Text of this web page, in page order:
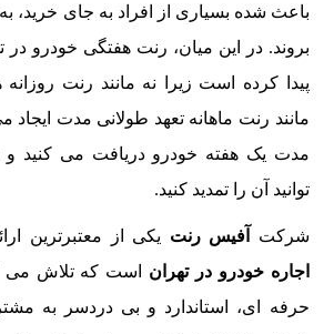
باعث شده بسیاری از افراد به جای خرید،
بروند. در این میان، رنت هفتگی خودرو در
پیدا کرده است زیرا نه مانند رنت روزانه
مانند رنت ماهانه تعهد طولانی مدت
مدت یک هفته خودرو دریافت می کنید
توانید آن را تمدید کنید.
شرکت آفیس رنت یکی از معتبرترین
اجاره خودرو در تهران است که تلاش می
حرفه ای، استاندارد و بی دردسر به